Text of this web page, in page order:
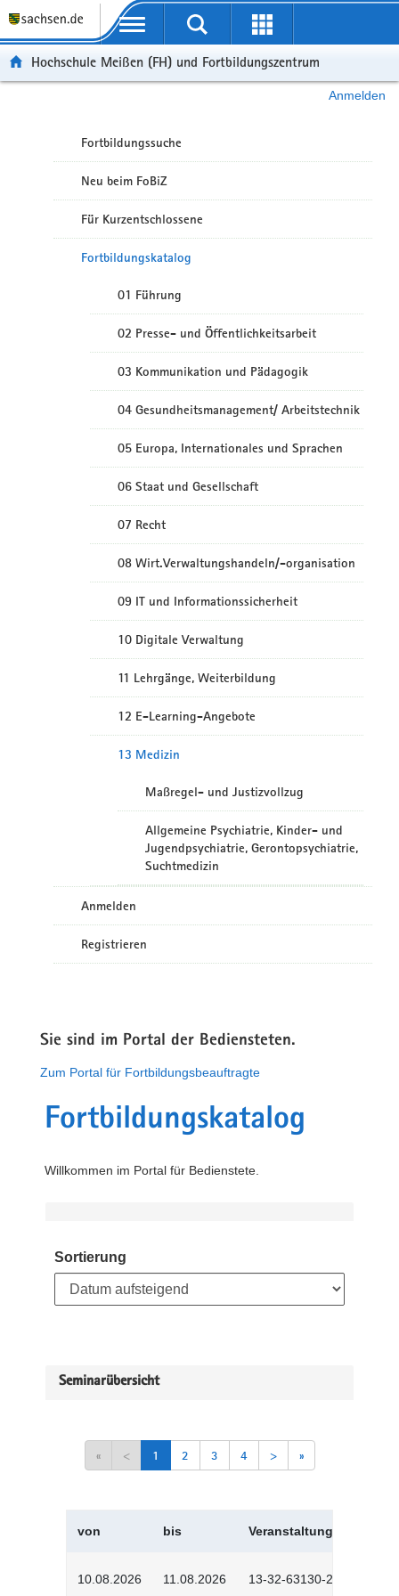
Portalübergreifende Navigation
Hochschule Meißen (FH) und Fortbildungszentrum
Anmelden
Fortbildungssuche
Neu beim FoBiZ
Für Kurzentschlossene
Fortbildungskatalog
01 Führung
02 Presse- und Öffentlichkeitsarbeit
03 Kommunikation und Pädagogik
04 Gesundheitsmanagement/ Arbeitstechnik
05 Europa, Internationales und Sprachen
06 Staat und Gesellschaft
07 Recht
08 Wirt.Verwaltungshandeln/-organisation
09 IT und Informationssicherheit
10 Digitale Verwaltung
11 Lehrgänge, Weiterbildung
12 E-Learning-Angebote
13 Medizin
Maßregel- und Justizvollzug
Allgemeine Psychiatrie, Kinder- und
Jugendpsychiatrie, Gerontopsychiatrie,
Suchtmedizin
Anmelden
Registrieren
Sie sind im Portal der Bediensteten.
Zum Portal für Fortbildungsbeauftragte
Fortbildungskatalog
Willkommen im Portal für Bedienstete.
Sortierung
Seminarübersicht
« < 1 2 3 4 > »
von bis Veranstaltungskürzel
10.08.2026 11.08.2026 13-32-63130-2601